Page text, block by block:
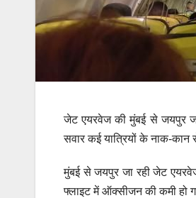
जेट एयरवेज की मुंबई से जयपुर
सवार कई यात्रियों के नाक-कान
मुंबई से जयपुर जा रही जेट
फ्लाइट में ऑक्सीजन की कमी हो